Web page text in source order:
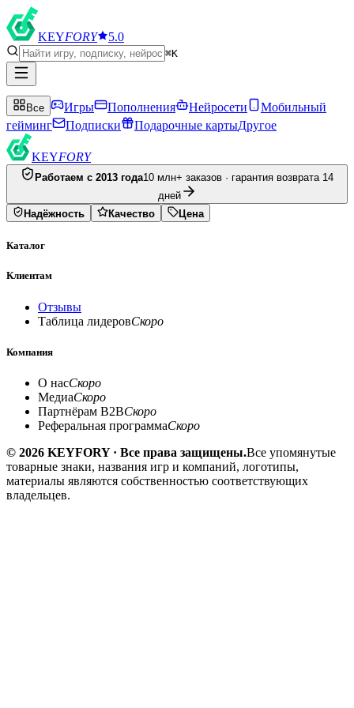
KEYFORY 5.0
⌘K
Все Игры Пополнения Нейросети
Мобильный
гейминг
Подписки Подарочные картыДругое
KEYFORY
Работаем с 2013 года10 млн+ заказов · гарантия возврата 14
дней
Надёжность
Качество Цена
Каталог
Клиентам
Отзывы
Таблица лидеровСкоро
Компания
О насСкоро
МедиаСкоро
Партнёрам B2BСкоро
Реферальная программаСкоро
© 2026 KEYFORY · Все права защищены.Все упомянутые
товарные знаки, названия игр и компаний, логотипы,
материалы являются собственностью соответствующих
владельцев.